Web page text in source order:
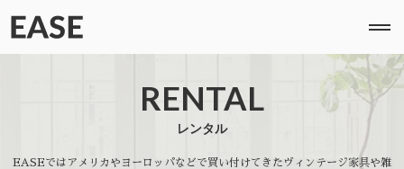
RENTAL
レンタル
EASEではアメリカやヨーロッパなどで買い付けてきたヴィンテージ家具や雑